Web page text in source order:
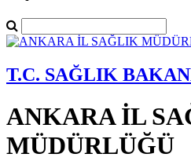
T.C. SAĞLIK
ANKARA İL
MÜDÜRLÜĞÜ